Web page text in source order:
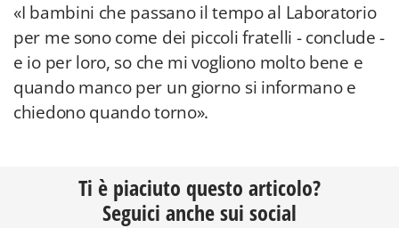
«I bambini che passano il tempo al Laboratorio
per me sono come dei piccoli fratelli - conclude -
e io per loro, so che mi vogliono molto bene e
quando manco per un giorno si informano e
chiedono quando torno».
Ti è piaciuto questo articolo?
Seguici anche sui social